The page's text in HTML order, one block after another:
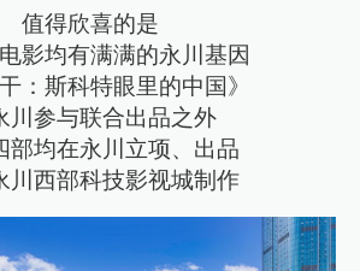
值得欣喜的是
影均有满满的永川基因
：斯科特眼里的中国》
川参与联合出品之外
部均在永川立项、出品
川西部科技影视城制作